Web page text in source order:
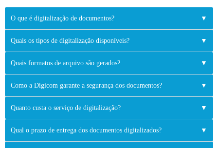
O que é digitalização de documentos? ▼
Quais os tipos de digitalização disponíveis? ▼
Quais formatos de arquivo são gerados? ▼
Como a Digicom garante a segurança dos documentos? ▼
Quanto custa o serviço de digitalização? ▼
Qual o prazo de entrega dos documentos digitalizados? ▼